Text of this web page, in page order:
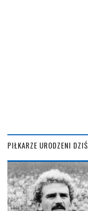
PIŁKARZE URODZENI DZIŚ